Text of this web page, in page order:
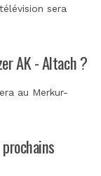
sera
AK - Altach ?
au Merkur-